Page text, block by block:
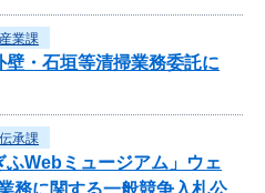
業課
・石垣等清掃業務委託に
承課
Webミュージアム」ウェ
務に関する一般競争入札公